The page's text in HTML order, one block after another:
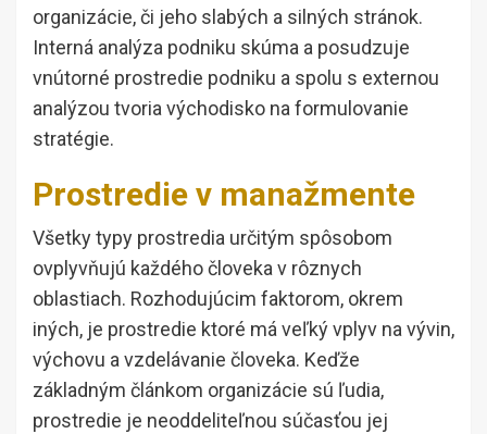
organizácie, či jeho slabých a silných stránok.
Interná analýza podniku skúma a posudzuje
vnútorné prostredie podniku a spolu s externou
analýzou tvoria východisko na formulovanie
stratégie.
Prostredie v manažmente
Všetky typy prostredia určitým spôsobom
ovplyvňujú každého človeka v rôznych
oblastiach. Rozhodujúcim faktorom, okrem
iných, je prostredie ktoré má veľký vplyv na vývin,
výchovu a vzdelávanie človeka. Keďže
základným článkom organizácie sú ľudia,
prostredie je neoddeliteľnou súčasťou jej